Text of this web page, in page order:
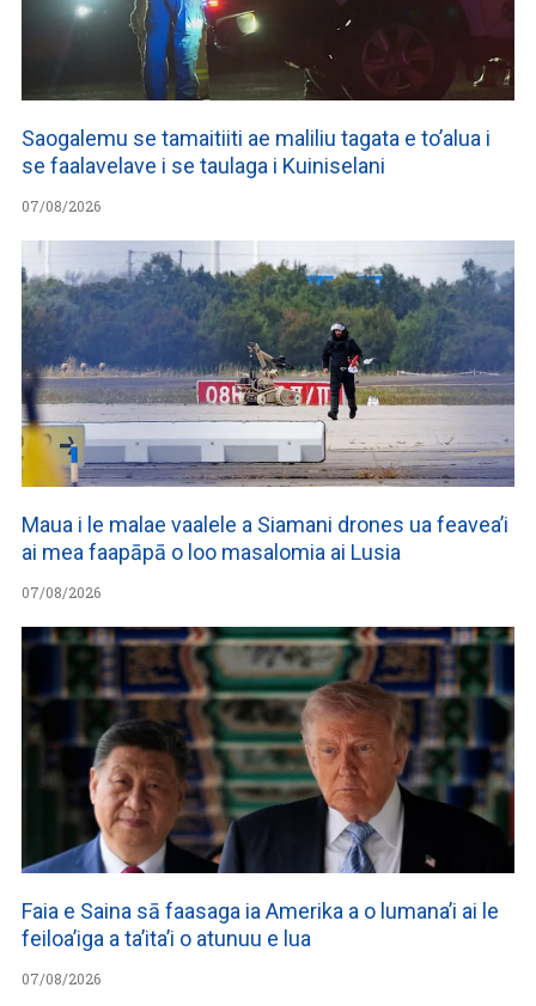
Saogalemu se tamaitiiti ae maliliu tagata e to’alua i
se faalavelave i se taulaga i Kuiniselani
07/08/2026
Maua i le malae vaalele a Siamani drones ua feavea’i
ai mea faapāpā o loo masalomia ai Lusia
07/08/2026
Faia e Saina sā faasaga ia Amerika a o lumana’i ai le
feiloa’iga a ta’ita’i o atunuu e lua
07/08/2026